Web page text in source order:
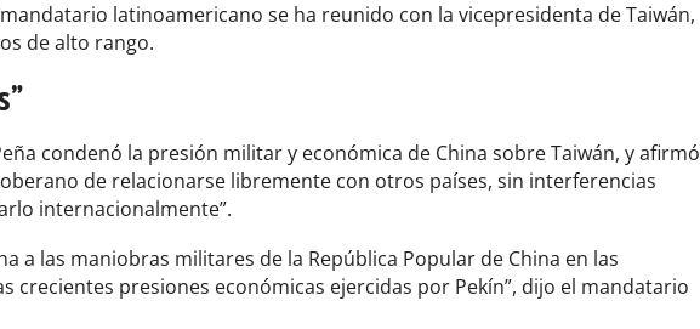
latinoamericano se ha reunido con la vicepresidenta de Taiwán,
de alto rango.
condenó la presión militar y económica de China sobre Taiwán, y afirmó
de relacionarse libremente con otros países, sin interferencias
internacionalmente”.
a las maniobras militares de la República Popular de China en las
crecientes presiones económicas ejercidas por Pekín”, dijo el mandatario